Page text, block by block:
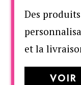
Des
et la
VOIR